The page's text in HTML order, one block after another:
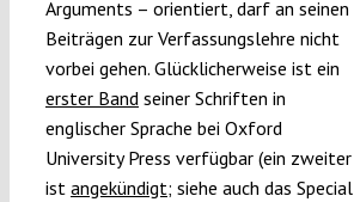
Arguments – orientiert, darf an seinen
Beiträgen zur Verfassungslehre nicht
vorbei gehen. Glücklicherweise ist ein
erster Bandseiner Schriften in
englischer Sprache bei Oxford
University Press verfügbar (ein zweiter
ist angekündigt; siehe auch das Special